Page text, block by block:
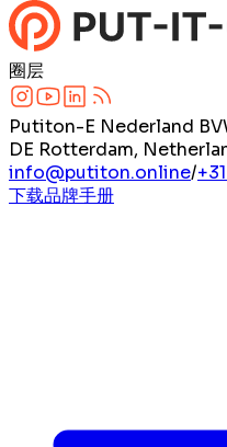
圈层
Putiton-E Nederland BV
DE Rotterdam,
info@putiton.online/
下载品牌手册